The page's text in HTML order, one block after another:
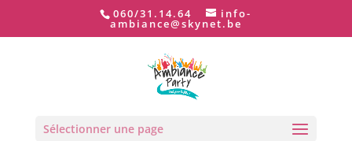
060/31.14.64 info-
ambiance@skynet.be
Sélectionner une page